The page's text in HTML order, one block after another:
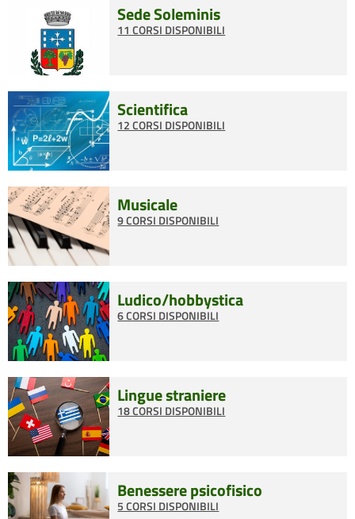
Sede Soleminis
11 CORSI DISPONIBILI
Scientifica
12 CORSI DISPONIBILI
Musicale
9 CORSI DISPONIBILI
Ludico/hobbystica
6 CORSI DISPONIBILI
Lingue straniere
18 CORSI DISPONIBILI
Benessere psicofisico
5 CORSI DISPONIBILI